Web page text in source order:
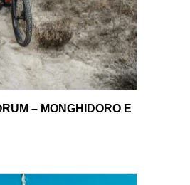
PRODUCT
PRODUCT
– MONGHIDORO E